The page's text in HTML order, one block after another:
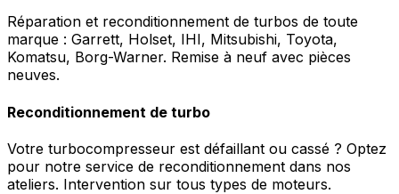
Réparation et reconditionnement de turbos de toute
marque : Garrett, Holset, IHI, Mitsubishi, Toyota,
Komatsu, Borg-Warner. Remise à neuf avec pièces
neuves.
Reconditionnement de turbo
Votre turbocompresseur est défaillant ou cassé ? Optez
pour notre service de reconditionnement dans nos
ateliers. Intervention sur tous types de moteurs.